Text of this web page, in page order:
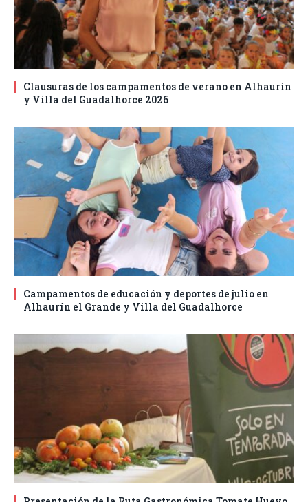
Clausuras de los campamentos de verano en Alhaurín
y Villa del Guadalhorce 2026
Campamentos de educación y deportes de julio en
Alhaurín el Grande y Villa del Guadalhorce